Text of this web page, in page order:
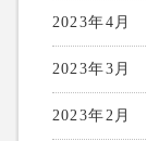
2023年4月
2023年3月
2023年2月